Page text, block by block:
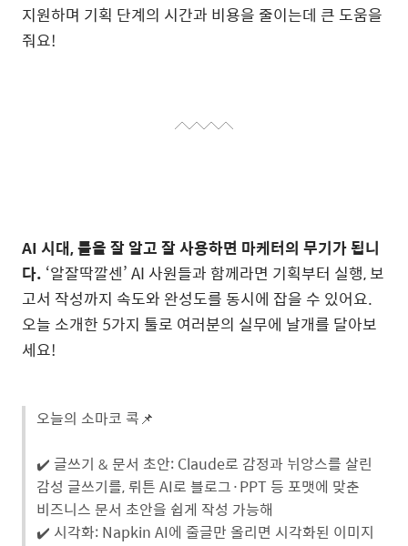
지원하며 기획 단계의 시간과 비용을 줄이는데 큰 도움을
줘요!
AI 시대, 툴을 잘 알고 잘 사용하면 마케터의 무기가 됩니
다. ‘알잘딱깔센’ AI 사원들과 함께라면 기획부터 실행, 보
고서 작성까지 속도와 완성도를 동시에 잡을 수 있어요.
오늘 소개한 5가지 툴로 여러분의 실무에 날개를 달아보
세요!
오늘의 소마코 콕📌
✔️ 글쓰기 & 문서 초안: Claude로 감정과 뉘앙스를 살린
감성 글쓰기를, 뤼튼 AI로 블로그·PPT 등 포맷에 맞춘
비즈니스 문서 초안을 쉽게 작성 가능해
✔️ 시각화: Napkin AI에 줄글만 올리면 시각화된 이미지